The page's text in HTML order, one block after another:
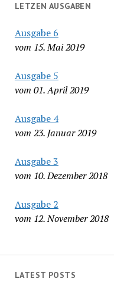
LETZEN AUSGABEN
Ausgabe 6
vom 15. Mai 2019
Ausgabe 5
vom 01. April 2019
Ausgabe 4
vom 23. Januar 2019
Ausgabe 3
vom 10. Dezember 2018
Ausgabe 2
vom 12. November 2018
LATEST POSTS